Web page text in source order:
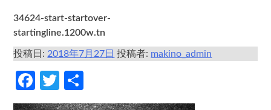
34624-start-startover-
startingline.1200w.tn
投稿日: 2018年7月27日 投稿者: makino_admin
Facebook
Twitter
有